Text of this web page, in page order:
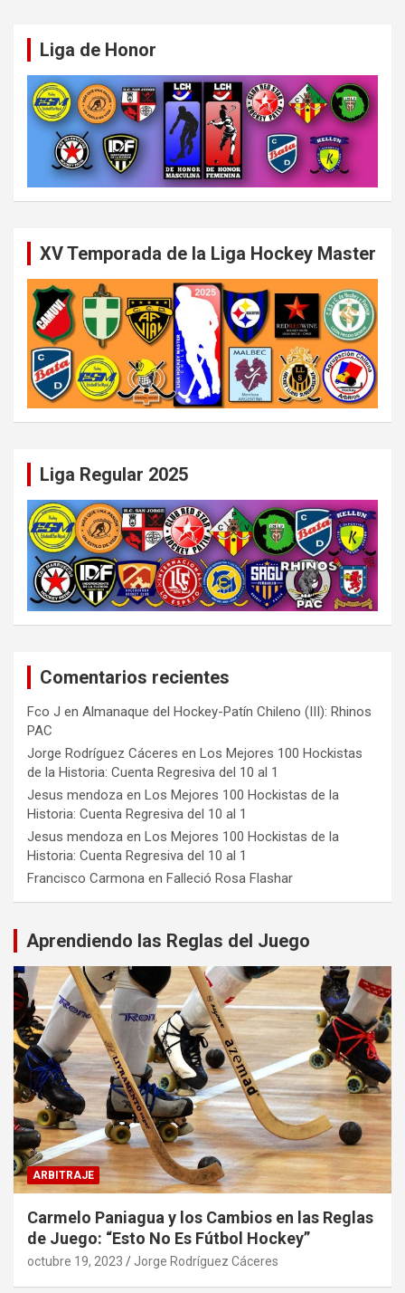
Liga de Honor
XV Temporada de la Liga Hockey Master
Liga Regular 2025
Comentarios recientes
Fco J en Almanaque del Hockey-Patín Chileno (III): Rhinos
PAC
Jorge Rodríguez Cáceres en Los Mejores 100 Hockistas
de la Historia: Cuenta Regresiva del 10 al 1
Jesus mendoza en Los Mejores 100 Hockistas de la
Historia: Cuenta Regresiva del 10 al 1
Jesus mendoza en Los Mejores 100 Hockistas de la
Historia: Cuenta Regresiva del 10 al 1
Francisco Carmona en Falleció Rosa Flashar
Aprendiendo las Reglas del Juego
ARBITRAJE
Carmelo Paniagua y los Cambios en las Reglas
de Juego: “Esto No Es Fútbol Hockey”
octubre 19, 2023 Jorge Rodríguez Cáceres